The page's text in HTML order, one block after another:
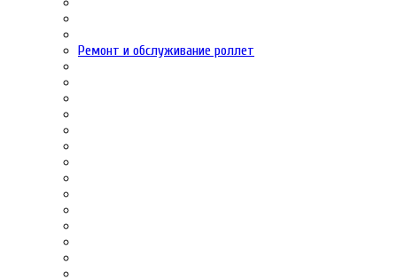
Ремонт и обслуживание роллет